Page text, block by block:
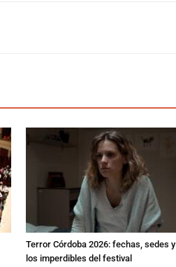
Terror Córdoba 2026: fechas, sedes y
los imperdibles del festival